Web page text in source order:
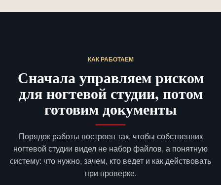
КАК РАБОТАЕМ
Сначала управляем риском
для ногтевой студии, потом
готовим документы
Порядок работы построен так, чтобы собственник
ногтевой студии видел не набор файлов, а понятную
систему: что нужно, зачем, кто ведет и как действовать
при проверке.